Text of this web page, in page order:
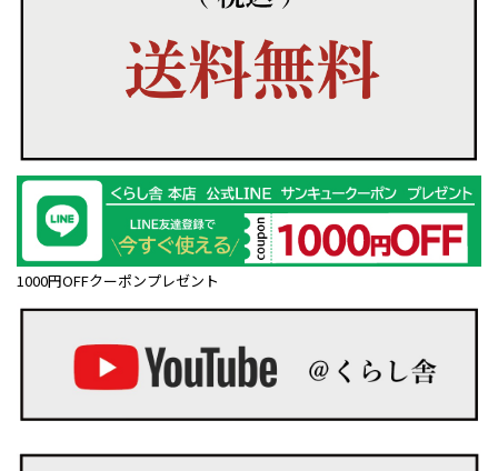
1000円OFFクーポンプレゼント